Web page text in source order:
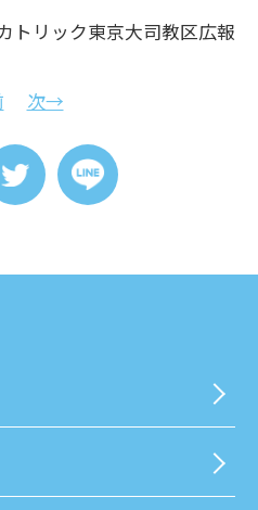
トリック東京大司教区広報
次→